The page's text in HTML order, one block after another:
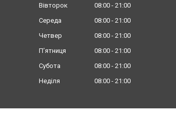
Вівторок
08:00
21:00
Середа
08:00
21:00
Четвер
08:00
21:00
Пʼятниця
08:00
21:00
Субота
08:00
21:00
Неділя
08:00 21:00